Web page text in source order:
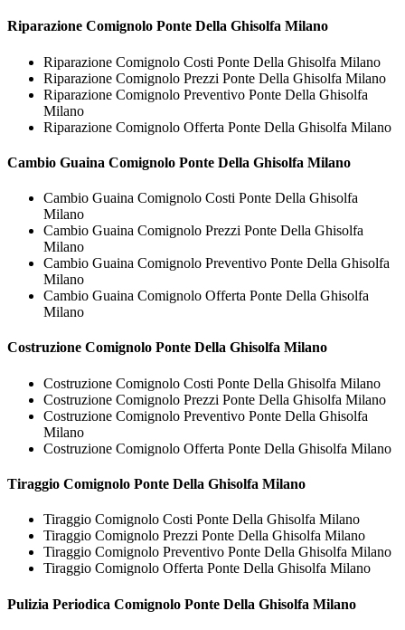
Riparazione Comignolo Ponte Della Ghisolfa Milano
Riparazione Comignolo Costi Ponte Della Ghisolfa Milano
Riparazione Comignolo Prezzi Ponte Della Ghisolfa Milano
Riparazione Comignolo Preventivo Ponte Della Ghisolfa
Milano
Riparazione Comignolo Offerta Ponte Della Ghisolfa Milano
Cambio Guaina Comignolo Ponte Della Ghisolfa Milano
Cambio Guaina Comignolo Costi Ponte Della Ghisolfa
Milano
Cambio Guaina Comignolo Prezzi Ponte Della Ghisolfa
Milano
Cambio Guaina Comignolo Preventivo Ponte Della Ghisolfa
Milano
Cambio Guaina Comignolo Offerta Ponte Della Ghisolfa
Milano
Costruzione Comignolo Ponte Della Ghisolfa Milano
Costruzione Comignolo Costi Ponte Della Ghisolfa Milano
Costruzione Comignolo Prezzi Ponte Della Ghisolfa Milano
Costruzione Comignolo Preventivo Ponte Della Ghisolfa
Milano
Costruzione Comignolo Offerta Ponte Della Ghisolfa Milano
Tiraggio Comignolo Ponte Della Ghisolfa Milano
Tiraggio Comignolo Costi Ponte Della Ghisolfa Milano
Tiraggio Comignolo Prezzi Ponte Della Ghisolfa Milano
Tiraggio Comignolo Preventivo Ponte Della Ghisolfa Milano
Tiraggio Comignolo Offerta Ponte Della Ghisolfa Milano
Pulizia Periodica Comignolo Ponte Della Ghisolfa Milano